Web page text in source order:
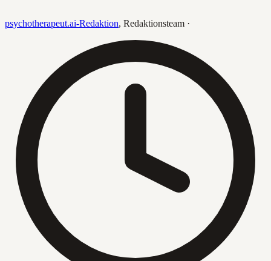
psychotherapeut.ai-Redaktion, Redaktionsteam ·